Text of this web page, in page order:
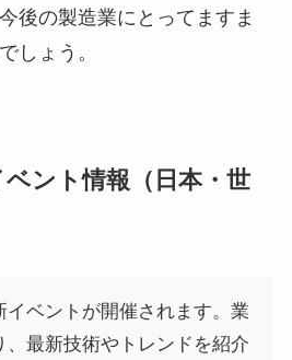
後の製造業にとってますま
しょう。
ント情報（日本・世
ベントが開催されます。業
最新技術やトレンドを紹介